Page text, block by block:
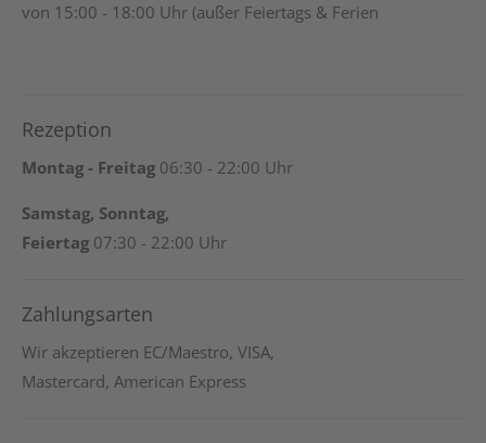
von 15:00 - 18:00 Uhr (außer Feiertags & Ferien
Rezeption
Montag - Freitag 06:30 - 22:00 Uhr
Samstag, Sonntag,
Feiertag 07:30 - 22:00 Uhr
Zahlungsarten
Wir akzeptieren EC/Maestro, VISA,
Mastercard, American Express